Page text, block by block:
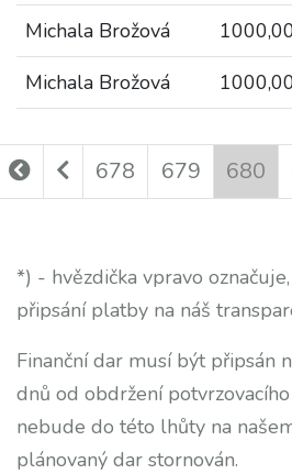
Michala Brožová
Michala Brožová
678 679 680
*) - hvězdička vpravo
připsání platby na náš
Finanční dar musí být připsán
dnů od obdržení
nebude do této lhůty na
plánovaný dar stornován.